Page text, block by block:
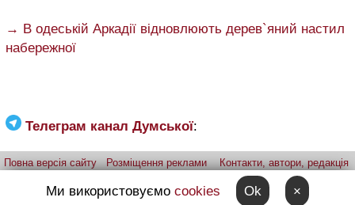
→ В одеській Аркадії відновлюють дерев`яний настил
набережної
Телеграм канал Думської:
Повна версія сайту Розміщення реклами
Контакти, автори, редакція
Android
Надіслати фото через telegram
Patreon
Ми використовуємо cookies Ok ×